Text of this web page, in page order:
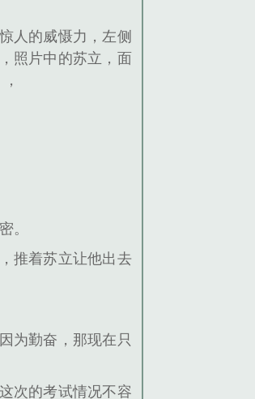
人的威慑力，左侧
照片中的苏立，面
。
推着苏立让他出去
为勤奋，那现在只
次的考试情况不容